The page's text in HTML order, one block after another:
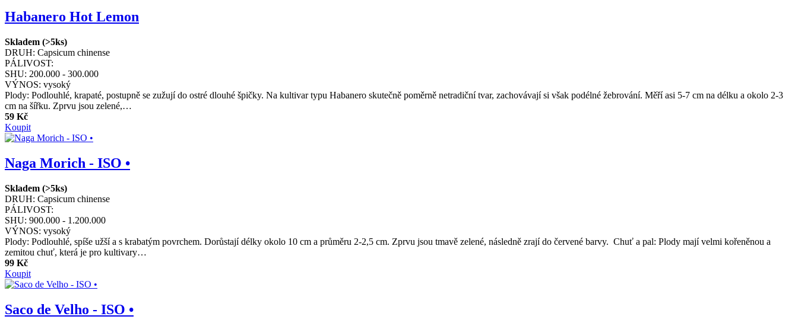
Habanero Hot Lemon
Skladem (>5ks)
DRUH: Capsicum chinense
PÁLIVOST:
SHU: 200.000 - 300.000
VÝNOS: vysoký
Plody: Podlouhlé, krapaté, postupně se zužují do ostré dlouhé špičky. Na kultivar typu Habanero skutečně poměrně netradiční tvar, zachovávají si však podélné žebrování. Měří asi 5-7 cm na délku a okolo 2-3
cm na šířku. Zprvu jsou zelené,…
59 Kč
Koupit
Naga Morich - ISO •
Skladem (>5ks)
DRUH: Capsicum chinense
PÁLIVOST:
SHU: 900.000 - 1.200.000
VÝNOS: vysoký
Plody: Podlouhlé, spíše užší a s krabatým povrchem. Dorůstají délky okolo 10 cm a průměru 2-2,5 cm. Zprvu jsou tmavě zelené, následně zrají do červené barvy. Chuť a pal: Plody mají velmi kořeněnou a
zemitou chuť, která je pro kultivary…
99 Kč
Koupit
Saco de Velho - ISO •